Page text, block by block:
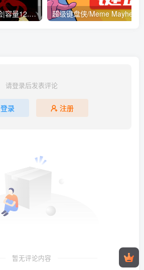
OM6N v1.0|恐怖冒险|容量12.8GB|免安装绿色中文版
请登录后发表评论
登录 注册
暂无评论内容